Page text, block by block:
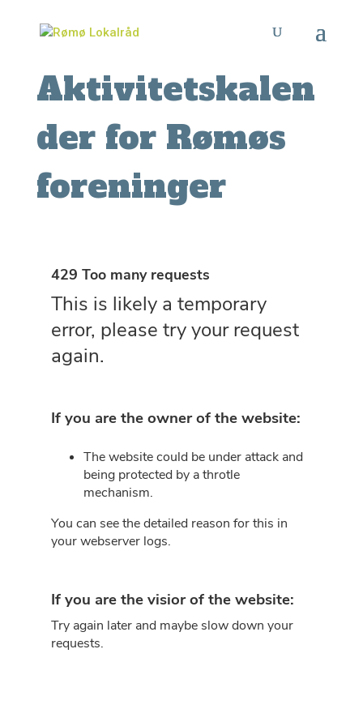
Aktivitetskalen
der for Rømøs
foreninger